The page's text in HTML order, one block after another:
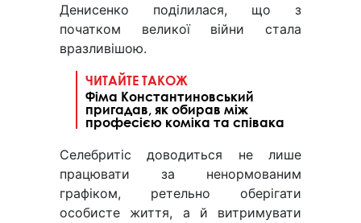
Денисенко поділилася, що з
початком великої війни стала
вразливішою.
ЧИТАЙТЕ ТАКОЖ
Фіма Константиновський
пригадав, як обирав між
професією коміка та співака
Селебритіс доводиться не лише
працювати за ненормованим
графіком, ретельно оберігати
особисте життя, а й витримувати